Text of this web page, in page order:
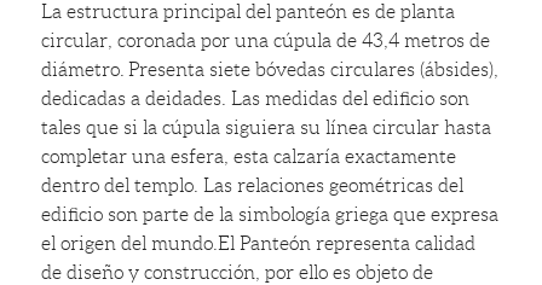
La estructura principal del panteón es de planta
circular, coronada por una cúpula de 43,4 metros de
diámetro. Presenta siete bóvedas circulares (ábsides),
dedicadas a deidades. Las medidas del edificio son
tales que si la cúpula siguiera su línea circular hasta
completar una esfera, esta calzaría exactamente
dentro del templo. Las relaciones geométricas del
edificio son parte de la simbología griega que expresa
el origen del mundo.El Panteón representa calidad
de diseño y construcción, por ello es objeto de